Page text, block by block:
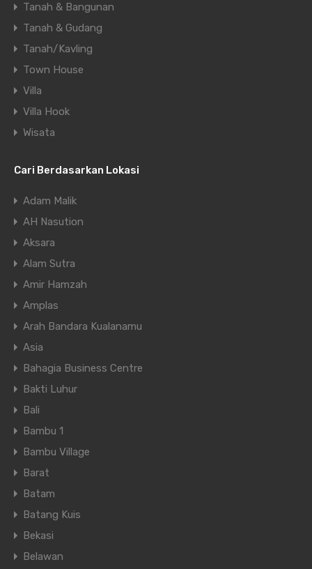
Tanah & Bangunan
Tanah & Gudang
Tanah/Kavling
Town House
Villa
Villa Hook
Wisata
Cari Berdasarkan Lokasi
Adam Malik
AH Nasution
Aksara
Alam Sutra
Amir Hamzah
Amplas
Arah Bandara Kualanamu
Asia
Bahagia Business Centre
Bakti Luhur
Bali
Bambu 1
Bambu Village
Barat
Batam
Batang Kuis
Bekasi
Belawan